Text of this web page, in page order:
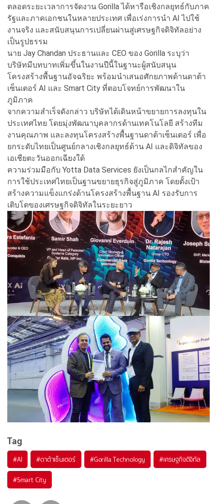
ตลอดระยะเวลาการจัดงาน Gorilla ได้หารือเชิงกลยุทธ์กับภาค
รัฐและภาคเอกชนในหลายประเทศ เพื่อเร่งการนำ AI ไปใช้
งานจริง และสนับสนุนการเปลี่ยนผ่านสู่เศรษฐกิจดิจิทัลอย่าง
เป็นรูปธรรม
นาย Jay Chandan ประธานและ CEO ของ Gorilla ระบุว่า
บริษัทมีบทบาทเพิ่มขึ้นในงานปีนี้ในฐานะผู้สนับสนุน
โครงสร้างพื้นฐานอัจฉริยะ พร้อมนำเสนอศักยภาพด้านดาต้า
เซ็นเตอร์ AI และ Smart City ที่ตอบโจทย์การพัฒนาใน
ภูมิภาค
จากความสำเร็จดังกล่าว บริษัทได้เดินหน้าขยายการลงทุนใน
ประเทศไทย โดยมุ่งพัฒนาบุคลากรด้านเทคโนโลยี สร้างทีม
งานคุณภาพ และลงทุนโครงสร้างพื้นฐานดาต้าเซ็นเตอร์ เพื่อ
ยกระดับไทยเป็นศูนย์กลางเชิงกลยุทธ์ด้าน AI และดิจิทัลของ
เอเชียตะวันออกเฉียงใต้
ความร่วมมือกับ Yotta Data Services ยังเป็นกลไกสำคัญใน
การใช้ประเทศไทยเป็นฐานขยายธุรกิจสู่ภูมิภาค โดยตั้งเป้า
สร้างความแข็งแกร่งด้านโครงสร้างพื้นฐาน AI รองรับการ
เติบโตของเศรษฐกิจดิจิทัลในระยะยาว
Tag
#AI #ดาต้าเซ็นเตอร์ #Gorilla Technology #เศรษฐกิจดิจิทัล
#Smart City